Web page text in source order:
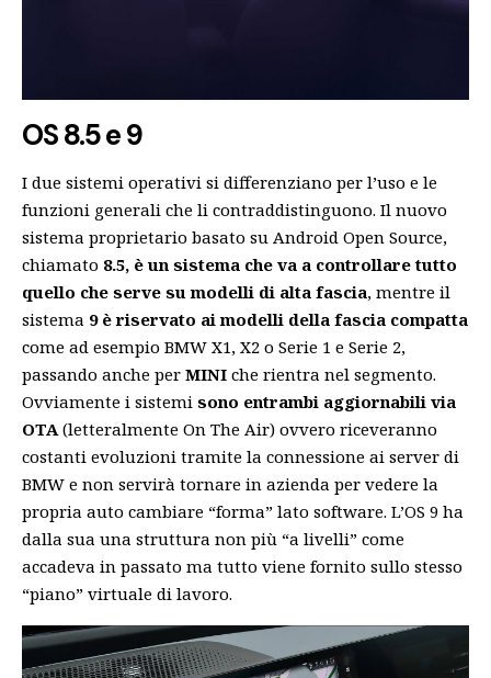
OS 8.5 e 9
I due sistemi operativi si differenziano per l’uso e le
funzioni generali che li contraddistinguono. Il nuovo
sistema proprietario basato su Android Open Source,
chiamato 8.5, è un sistema che va a controllare tutto
quello che serve su modelli di alta fascia, mentre il
sistema 9 è riservato ai modelli della fascia compatta
come ad esempio BMW X1, X2 o Serie 1 e Serie 2,
passando anche per MINI che rientra nel segmento.
Ovviamente i sistemi sono entrambi aggiornabili via
OTA (letteralmente On The Air) ovvero riceveranno
costanti evoluzioni tramite la connessione ai server di
BMW e non servirà tornare in azienda per vedere la
propria auto cambiare “forma” lato software. L’OS 9 ha
dalla sua una struttura non più “a livelli” come
accadeva in passato ma tutto viene fornito sullo stesso
“piano” virtuale di lavoro.